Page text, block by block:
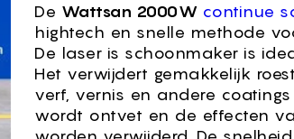
De Wattsan 2000W continue
hightech en snelle methode
De laser is schoonmaker is
Het verwijdert gemakkelijk
verf, vernis en andere
wordt ontvet en de effecten